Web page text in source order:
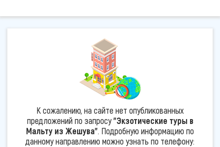
К сожалению, на сайте нет опубликованных
предложений по запросу"Экзотические туры в
Мальту из Жешува". Подробную информацию по
данному направлению можно узнать по телефону: